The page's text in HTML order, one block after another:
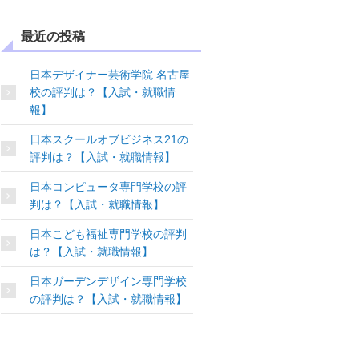
最近の投稿
日本デザイナー芸術学院 名古屋
校の評判は？【入試・就職情
報】
日本スクールオブビジネス21の
評判は？【入試・就職情報】
日本コンピュータ専門学校の評
判は？【入試・就職情報】
日本こども福祉専門学校の評判
は？【入試・就職情報】
日本ガーデンデザイン専門学校
の評判は？【入試・就職情報】